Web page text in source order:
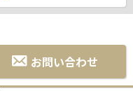
お問い合わせ